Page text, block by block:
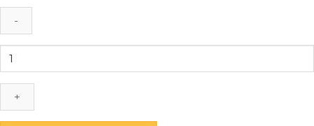
Backdrop
sân
khấu